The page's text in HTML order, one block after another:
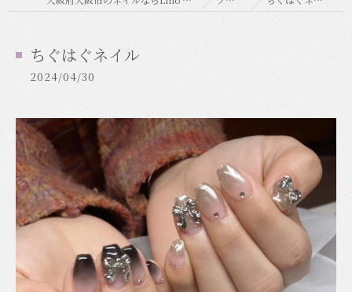
ちぐはぐネイル
2024/04/30